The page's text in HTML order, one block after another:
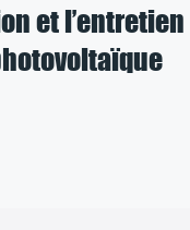
et l’entretien